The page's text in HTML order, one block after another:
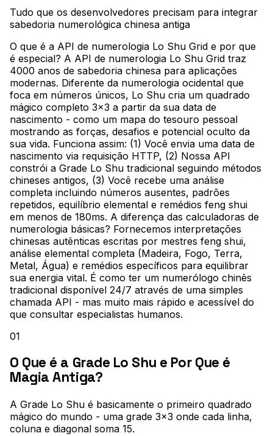
Tudo que os desenvolvedores precisam para integrar
sabedoria numerológica chinesa antiga
O que é a API de numerologia Lo Shu Grid e por que
é especial? A API de numerologia Lo Shu Grid traz
4000 anos de sabedoria chinesa para aplicações
modernas. Diferente da numerologia ocidental que
foca em números únicos, Lo Shu cria um quadrado
mágico completo 3x3 a partir da sua data de
nascimento - como um mapa do tesouro pessoal
mostrando as forças, desafios e potencial oculto da
sua vida. Funciona assim: (1) Você envia uma data de
nascimento via requisição HTTP, (2) Nossa API
constrói a Grade Lo Shu tradicional seguindo métodos
chineses antigos, (3) Você recebe uma análise
completa incluindo números ausentes, padrões
repetidos, equilíbrio elemental e remédios feng shui
em menos de 180ms. A diferença das calculadoras de
numerologia básicas? Fornecemos interpretações
chinesas autênticas escritas por mestres feng shui,
análise elemental completa (Madeira, Fogo, Terra,
Metal, Água) e remédios específicos para equilibrar
sua energia vital. É como ter um numerólogo chinês
tradicional disponível 24/7 através de uma simples
chamada API - mas muito mais rápido e acessível do
que consultar especialistas humanos.
01
O Que é a Grade Lo Shu e Por Que é
Magia Antiga?
A Grade Lo Shu é basicamente o primeiro quadrado
mágico do mundo - uma grade 3x3 onde cada linha,
coluna e diagonal soma 15.